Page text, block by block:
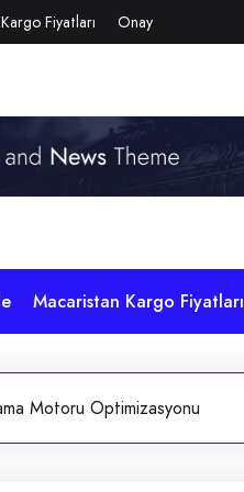
Fiyatları Onay
Macaristan Kargo Fiyatları
Motoru Optimizasyonu